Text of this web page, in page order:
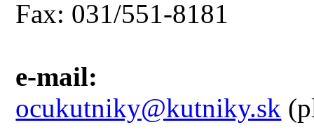
Fax: 031/551-8181
e-mail:
ocukutniky@kutniky.sk